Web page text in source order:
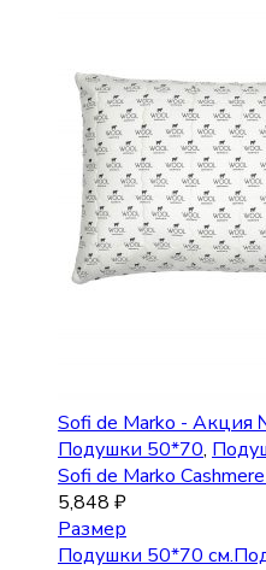
Sofi de Marko -
Подушки 50*70,
Sofi de Marko
5,848 ₽
Размер
Подушки 50*70 см.